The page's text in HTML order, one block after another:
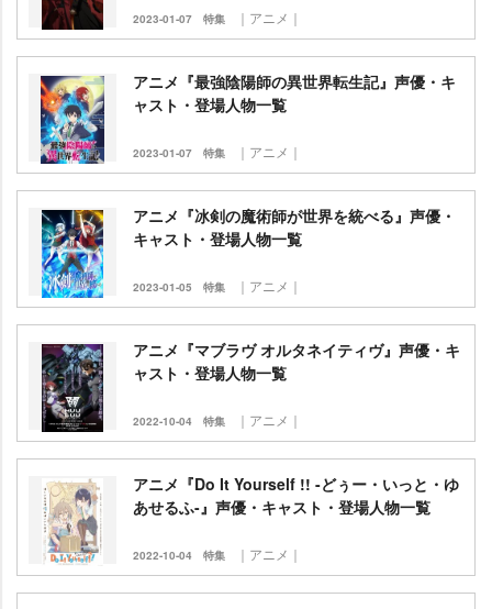
2023-01-07 特集 ｜アニメ｜
アニメ『最強陰陽師の異世界転生記』声優・キ
ャスト・登場人物一覧
2023-01-07 特集 ｜アニメ｜
アニメ『冰剣の魔術師が世界を統べる』声優・
キャスト・登場人物一覧
2023-01-05 特集 ｜アニメ｜
アニメ『マブラヴ オルタネイティヴ』声優・キ
ャスト・登場人物一覧
2022-10-04 特集 ｜アニメ｜
アニメ『Do It Yourself !! -どぅー・いっと・ゆ
あせるふ-』声優・キャスト・登場人物一覧
2022-10-04 特集 ｜アニメ｜